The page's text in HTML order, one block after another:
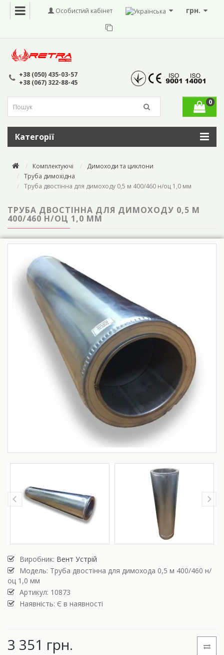
грн.
Особистий кабінет
+38 (050) 435-03-57
+38 (067) 322-88-45
0
Категорії
Комплектуючі
Димоходи та циклони
Труба димохідна
Труба двостінна для димоходу 0,5 м 400/460 н/оц 1,0 мм
ТРУБА ДВОСТІННА ДЛЯ ДИМОХОДУ 0,5 М
400/460 Н/ОЦ 1,0 ММ
Виробник: Вент Устрій
Модель: Труба двостінна для димохода 0,5 м 400/460 н/
оц 1,0 мм
Артикул: 10873
Наявність: Є в наявності
3 351 грн.